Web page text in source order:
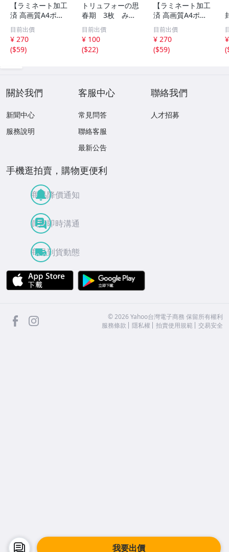
我要出價
【ラミネート加工
済 高画質A4ポス
ター】1583 AI美
女 イラスト ポス
ター セクシー か
わいい 水着 下着
目前出價
¥ 270
($59)
トリュフォーの思
春期 3枚 みゆ
き座 ジュリー
デムソー ｋ
目前出價
¥ 100
($22)
【ラミネート加工
済 高画質A4ポス
ター】1582 AI美
女 イラスト ポス
ター セクシー か
わいい 水着 下着
目前出價
¥ 270
($59)
(
關於我們
新聞中心
服務說明
客服中心
常見問答
聯絡客服
最新公告
聯絡我們
人才招募
手機逛拍賣，購物更便利
商品降價通知
買賣即時溝通
商品到貨動態
APP Store
facebook ©2026 Yahoo台灣電子商務 保留所有權利
服務條款
隱私權 拍賣使用規範 交易安全